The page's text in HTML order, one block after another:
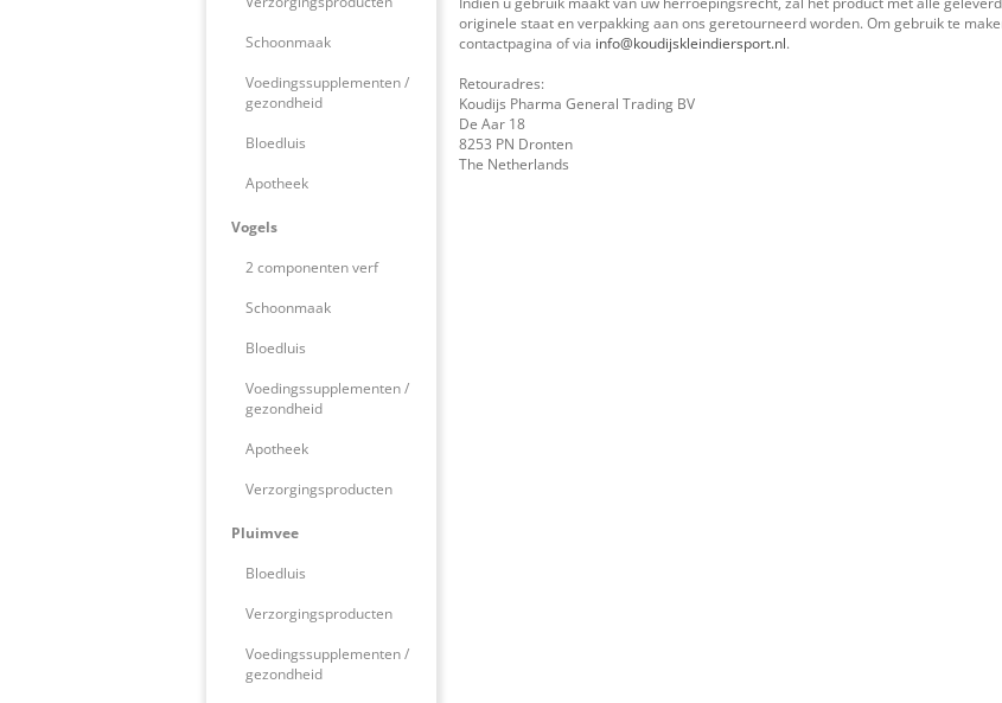
Schoonmaak
Voedingssupplementen /
gezondheid
Bloedluis
Apotheek
Vogels
2 componenten verf
Schoonmaak
Bloedluis
Voedingssupplementen /
gezondheid
Apotheek
Verzorgingsproducten
Pluimvee
Bloedluis
Verzorgingsproducten
Voedingssupplementen /
gezondheid
originele staat en verpakking aan ons geretourneerd worden. Om gebruik te
contactpagina of via info@koudijskleindiersport.nl.
Retouradres:
Koudijs Pharma General Trading BV
De Aar 18
8253 PN Dronten
The Netherlands